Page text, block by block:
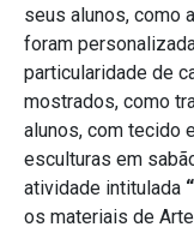
seus alunos, como
foram
particularidade de
mostrados, como
alunos, com tecido
esculturas em
atividade intitulada
os materiais de